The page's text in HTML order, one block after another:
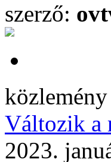
szerző:
közlemény
Változik a
2023.